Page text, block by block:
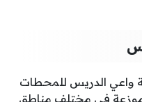
واعي الدريس للمحطات
879 محطة موزعة في مختلف مناطق